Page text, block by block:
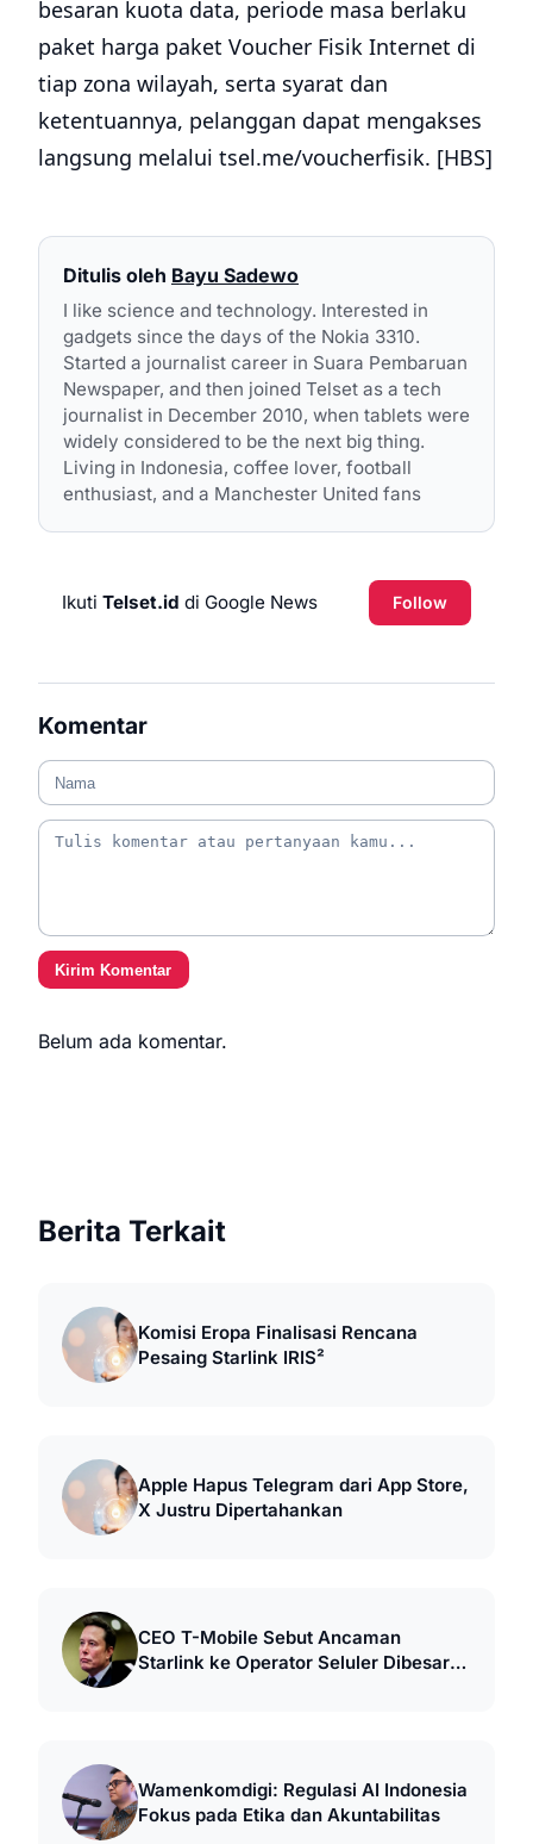
besaran kuota data, periode masa berlaku
paket harga paket Voucher Fisik Internet di
tiap zona wilayah, serta syarat dan
ketentuannya, pelanggan dapat mengakses
langsung melalui tsel.me/voucherfisik. [HBS]
Ditulis oleh Bayu Sadewo
I like science and technology. Interested in
gadgets since the days of the Nokia 3310.
Started a journalist career in Suara Pembaruan
Newspaper, and then joined Telset as a tech
journalist in December 2010, when tablets were
widely considered to be the next big thing.
Living in Indonesia, coffee lover, football
enthusiast, and a Manchester United fans
Ikuti Telset.id di Google News Follow
Komentar
Kirim Komentar
Belum ada komentar.
Berita Terkait
Komisi Eropa Finalisasi Rencana
Pesaing Starlink IRIS²
Apple Hapus Telegram dari App Store,
X Justru Dipertahankan
CEO T-Mobile Sebut Ancaman
Starlink ke Operator Seluler Dibesar-
Wamenkomdigi: Regulasi AI Indonesia
Fokus pada Etika dan Akuntabilitas